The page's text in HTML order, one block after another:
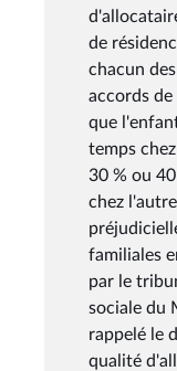
de
chacun
accords
que
temps
30 % ou
chez
familiales
par le
sociale du
rappelé le
qualité